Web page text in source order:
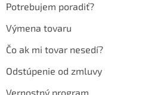
Potrebujem poradiť?
Výmena tovaru
Čo ak mi tovar nesedí?
Odstúpenie od zmluvy
Vernostný program